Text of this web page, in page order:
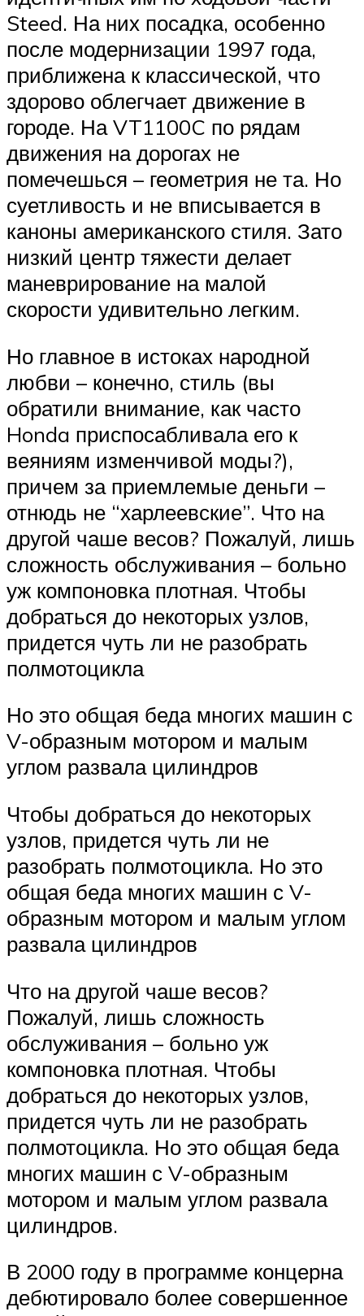
Steed. На них посадка, особенно
после модернизации 1997 года,
приближена к классической, что
здорово облегчает движение в
городе. На VT1100C по рядам
движения на дорогах не
помечешься – геометрия не та. Но
суетливость и не вписывается в
каноны американского стиля. Зато
низкий центр тяжести делает
маневрирование на малой
скорости удивительно легким.
Но главное в истоках народной
любви – конечно, стиль (вы
обратили внимание, как часто
Honda приспосабливала его к
веяниям изменчивой моды?),
причем за приемлемые деньги –
отнюдь не “харлеевские”. Что на
другой чаше весов? Пожалуй, лишь
сложность обслуживания – больно
уж компоновка плотная. Чтобы
добраться до некоторых узлов,
придется чуть ли не разобрать
полмотоцикла
Но это общая беда многих машин с
V-образным мотором и малым
углом развала цилиндров
Чтобы добраться до некоторых
узлов, придется чуть ли не
разобрать полмотоцикла. Но это
общая беда многих машин с V-
образным мотором и малым углом
развала цилиндров
Что на другой чаше весов?
Пожалуй, лишь сложность
обслуживания – больно уж
компоновка плотная. Чтобы
добраться до некоторых узлов,
придется чуть ли не разобрать
полмотоцикла. Но это общая беда
многих машин с V-образным
мотором и малым углом развала
цилиндров.
В 2000 году в программе концерна
дебютировало более совершенное